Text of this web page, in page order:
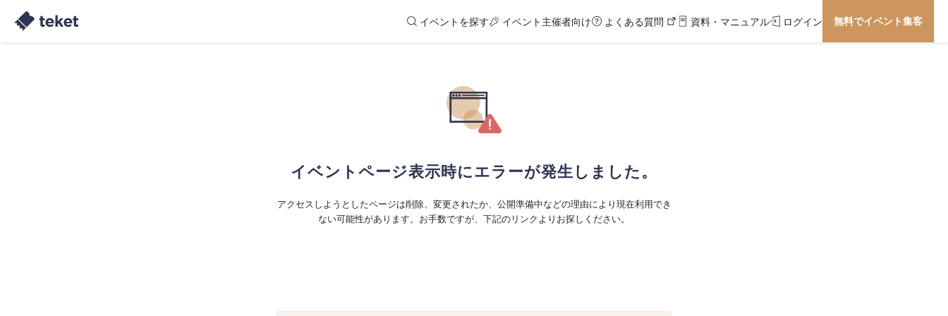
イベントを探す イベント主催者向け よくある質問 資料・マニュアル ログイン 無料でイベント集客
イベントページ表示時にエラーが発生しました。
アクセスしようとしたページは削除、変更されたか、公開準備中などの理由により現在利用でき
ない可能性があります。お手数ですが、下記のリンクよりお探しください。